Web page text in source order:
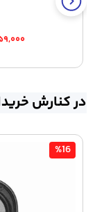
در کنارش
%16